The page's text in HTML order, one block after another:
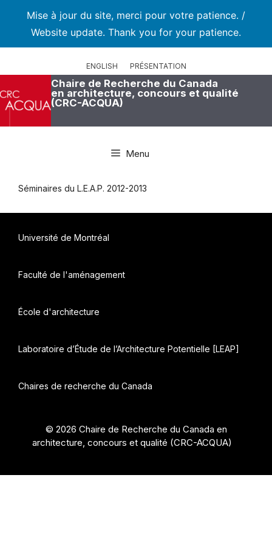
Mise à jour du site, merci pour votre patience. /
Website update. Thank you for your patience.
ENGLISH PRÉSENTATION
Chaire de Recherche du Canada
en architecture, concours et qualité
(CRC-ACQUA)
Menu
Séminaires du L.E.A.P. 2012-2013
Université de Montréal
Faculté de l'aménagement
École d'architecture
Laboratoire d’Étude de l’Architecture Potentielle [LEAP]
Chaires de recherche du Canada
© 2026 Chaire de Recherche du Canada en
architecture, concours et qualité (CRC-ACQUA)